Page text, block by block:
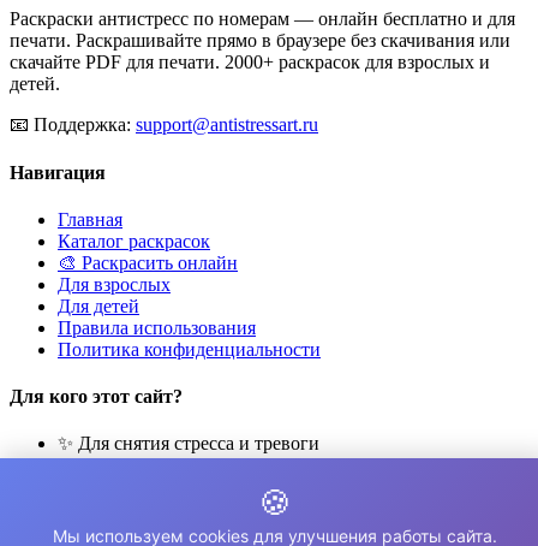
Раскраски антистресс по номерам — онлайн бесплатно и для
печати. Раскрашивайте прямо в браузере без скачивания или
скачайте PDF для печати. 2000+ раскрасок для взрослых и
детей.
📧 Поддержка: support@antistressart.ru
Навигация
Главная
Каталог раскрасок
🎨 Раскрасить онлайн
Для взрослых
Для детей
Правила использования
Политика конфиденциальности
Для кого этот сайт?
✨ Для снятия стресса и тревоги
🧘 Для медитации и расслабления
👨‍👩‍👧‍👦 Для семейного досуга
🍪
Мы используем cookies для улучшения работы сайта.